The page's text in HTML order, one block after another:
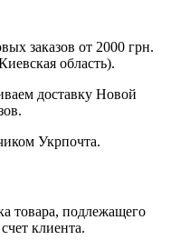
заказов от 2000 грн.
область).
доставку Новой
Укрпочта.
товара, подлежащего
клиента.